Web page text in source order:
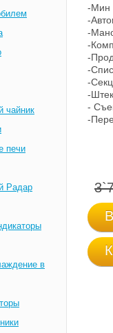
чайник
печи
Радар
в
-Мин
-
-
-
-
-
-
-
-
-